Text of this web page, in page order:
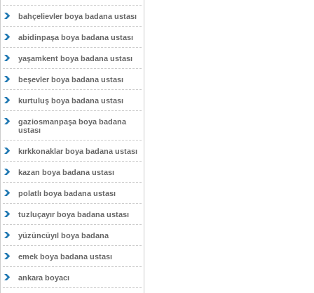
bahçelievler boya badana ustası
abidinpaşa boya badana ustası
yaşamkent boya badana ustası
beşevler boya badana ustası
kurtuluş boya badana ustası
gaziosmanpaşa boya badana
ustası
kırkkonaklar boya badana ustası
kazan boya badana ustası
polatlı boya badana ustası
tuzluçayır boya badana ustası
yüzüncüyıl boya badana
emek boya badana ustası
ankara boyacı